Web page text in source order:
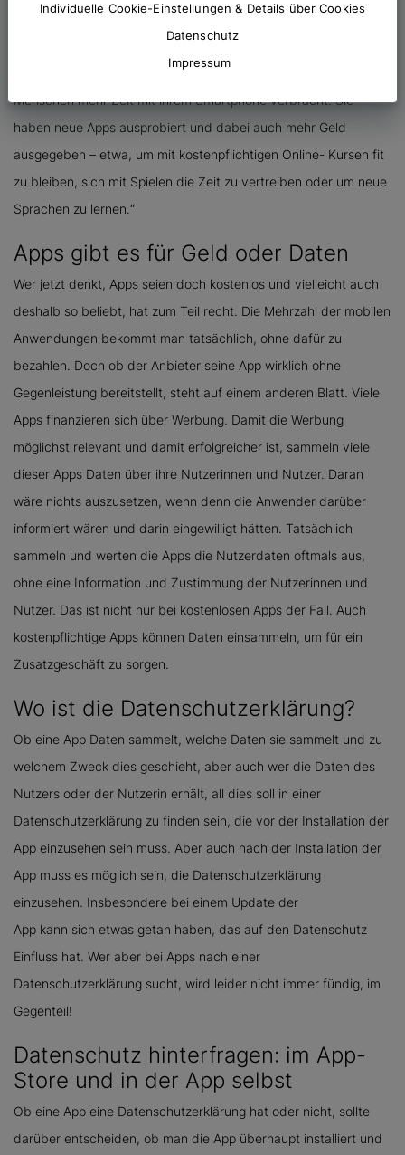
die Digitalkamera, das Bücherregal, die Spielekonsole“, sagte Dr.
Sebastian Klöß, Bereichsleiter für Consumer Technology beim
Digitalverband Bitkom. „Gerade in der Corona-Krise haben die
Menschen mehr Zeit mit ihrem Smartphone verbracht. Sie
haben neue Apps ausprobiert und dabei auch mehr Geld
ausgegeben – etwa, um mit kostenpflichtigen Online- Kursen fit
zu bleiben, sich mit Spielen die Zeit zu vertreiben oder um neue
Sprachen zu lernen.“
Apps gibt es für Geld oder Daten
Wer jetzt denkt, Apps seien doch kostenlos und vielleicht auch
deshalb so beliebt, hat zum Teil recht. Die Mehrzahl der mobilen
Anwendungen bekommt man tatsächlich, ohne dafür zu
bezahlen. Doch ob der Anbieter seine App wirklich ohne
Gegenleistung bereitstellt, steht auf einem anderen Blatt. Viele
Apps finanzieren sich über Werbung. Damit die Werbung
möglichst relevant und damit erfolgreicher ist, sammeln viele
dieser Apps Daten über ihre Nutzerinnen und Nutzer. Daran
wäre nichts auszusetzen, wenn denn die Anwender darüber
informiert wären und darin eingewilligt hätten. Tatsächlich
sammeln und werten die Apps die Nutzerdaten oftmals aus,
ohne eine Information und Zustimmung der Nutzerinnen und
Nutzer. Das ist nicht nur bei kostenlosen Apps der Fall. Auch
kostenpflichtige Apps können Daten einsammeln, um für ein
Zusatzgeschäft zu sorgen.
Wo ist die Datenschutzerklärung?
Ob eine App Daten sammelt, welche Daten sie sammelt und zu
welchem Zweck dies geschieht, aber auch wer die Daten des
Nutzers oder der Nutzerin erhält, all dies soll in einer
Datenschutzerklärung zu finden sein, die vor der Installation der
App einzusehen sein muss. Aber auch nach der Installation der
App muss es möglich sein, die Datenschutzerklärung
einzusehen. Insbesondere bei einem Update der
App kann sich etwas getan haben, das auf den Datenschutz
Einfluss hat. Wer aber bei Apps nach einer
Datenschutzerklärung sucht, wird leider nicht immer fündig, im
Gegenteil!
Datenschutz hinterfragen: im App-
Store und in der App selbst
Ob eine App eine Datenschutzerklärung hat oder nicht, sollte
darüber entscheiden, ob man die App überhaupt installiert und
Individuelle Cookie-Einstellungen & Details über Cookies
Datenschutz
Impressum